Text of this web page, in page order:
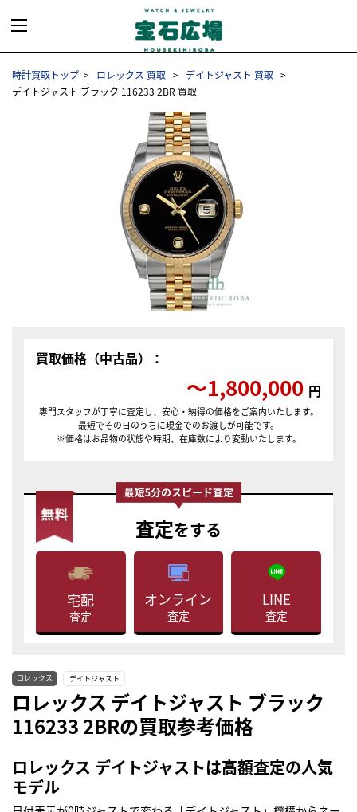
時計買取トップ ロレックス 買取
デイトジャスト 買取
デイトジャスト ブラック 116233 2BR 買取
買取価格（中古品）：
〜1,800,000 円
専門スタッフが丁寧に査定し、安心・納得の価格をご案内いたします。
最短でその日のうちに現金でのお渡しが可能です。
※価格はお品物の状態や時期、在庫数により変動いたします。
査定をする
宅配
査定
オンライン
査定
LINE
査定
ロレックス デイトジャスト
ロレックス デイトジャスト ブラック
116233 2BRの買取参考価格
ロレックス デイトジャストは高額査定の人気
モデル